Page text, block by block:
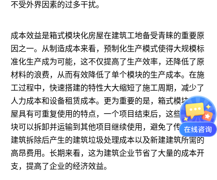
不受外界因素的过多干扰。
成本效益是箱式模块化房屋在建筑工地备受青睐的重要原
因之一。从制造成本来看，预制化生产模式使得大规模标
准化生产成为可能，这不仅提高了生产效率，还降低了原
材料的浪费，从而有效降低了单个模块的生产成本。在施
工过程中，快速搭建的特性大大缩短了施工周期，减少了
人力成本和设备租赁成本。更为重要的是，箱式模块化房
屋具有可重复使用的特点，一个项目结束后，这些房屋模
块可以拆卸并运输到其他项目继续使用，避免了传统临时
建筑拆除后产生的建筑垃圾处理成本以及新建建筑所需的
高昂费用。长期来看，这为建筑企业节省了大量的成本开
支，提高了企业的经济效益。